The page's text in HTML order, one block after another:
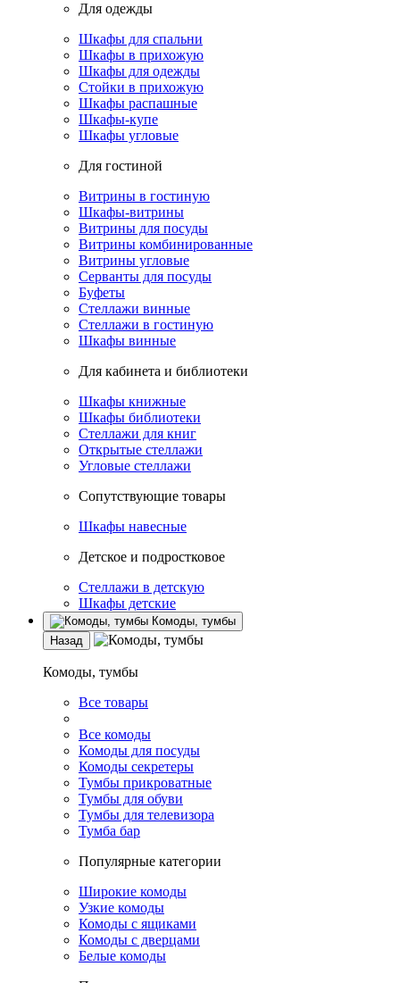
Для одежды
Шкафы для спальни
Шкафы в прихожую
Шкафы для одежды
Стойки в прихожую
Шкафы распашные
Шкафы-купе
Шкафы угловые
Для гостиной
Витрины в гостиную
Шкафы-витрины
Витрины для посуды
Витрины комбинированные
Витрины угловые
Серванты для посуды
Буфеты
Стеллажи винные
Стеллажи в гостиную
Шкафы винные
Для кабинета и библиотеки
Шкафы книжные
Шкафы библиотеки
Стеллажи для книг
Открытые стеллажи
Угловые стеллажи
Сопутствующие товары
Шкафы навесные
Детское и подростковое
Стеллажи в детскую
Шкафы детские
Комоды, тумбы
Назад
Комоды, тумбы
Все товары
Все комоды
Комоды для посуды
Комоды секретеры
Тумбы прикроватные
Тумбы для обуви
Тумбы для телевизора
Тумба бар
Популярные категории
Широкие комоды
Узкие комоды
Комоды с ящиками
Комоды с дверцами
Белые комоды